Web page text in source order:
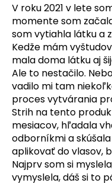
V roku 2021 v lete
momente som
som vytiahla látku a
Kedže mám
mala doma látku aj
Ale to nestačilo.
vadilo mi tam
proces vytvárania
Strih na tento
mesiacov, hľadala
odborníkmi a
aplikovať do vlasov,
Najprv som si m
vymyslela, dáš si to